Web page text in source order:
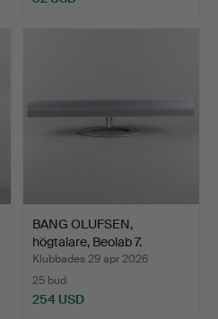
BANG OLUFSEN,
högtalare, Beolab 7.
Klubbades 29 apr 2026
25 bud
254 USD